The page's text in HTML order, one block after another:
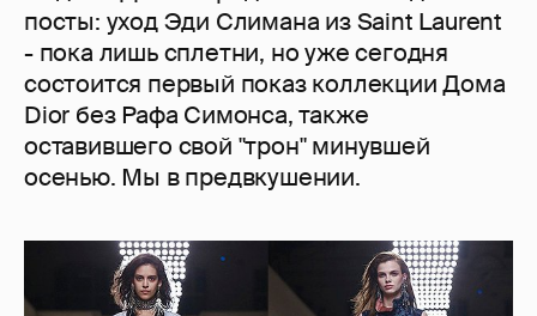
посты: уход Эди Слимана из Saint Laurent
- пока лишь сплетни, но уже сегодня
состоится первый показ коллекции Дома
Dior без Рафа Симонса, также
оставившего свой "трон" минувшей
осенью. Мы в предвкушении.